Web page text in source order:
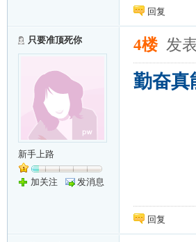
回复
只要准顶死你
新手上路
加关注 发消息
4楼 发
勤奋真
回复